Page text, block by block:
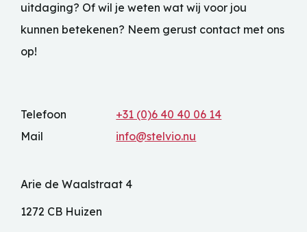
uitdaging? Of wil je weten wat wij voor jou
kunnen betekenen? Neem gerust contact met ons
op!
Telefoon
+31 (0)6 40 40 06 14
Mail
info@stelvio.nu
Arie de Waalstraat 4
1272 CB Huizen